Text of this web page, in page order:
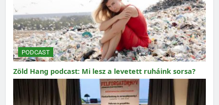
PODCAST
Zöld Hang podcast: Mi lesz a levetett ruháink sorsa?